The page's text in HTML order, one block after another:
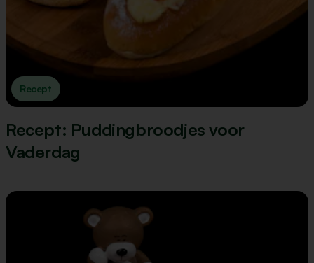
Recept
Recept: Puddingbroodjes voor
Vaderdag